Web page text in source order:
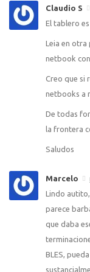
Claudio S
El tablero
Leia en otra
netbook
Creo que si
netbooks a
De todas
la frontera
Saludos
Marcelo
Lindo
parece
que daba
BLES,